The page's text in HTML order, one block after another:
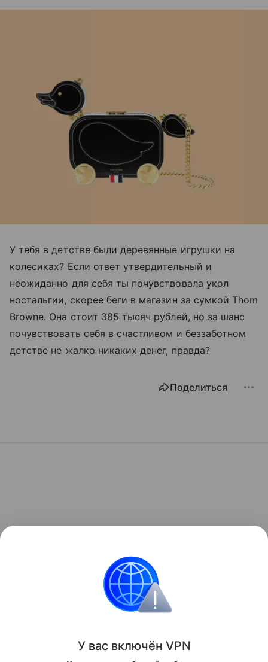
У тебя в детстве были деревянные игрушки на
колесиках? Если ответ утвердительный и
неожиданно для себя ты почувствовала укол
ностальгии, скорее беги в магазин за сумкой Thom
Browne. Она стоит 385 тысяч рублей, но за шанс
почувствовать себя в счастливом и беззаботном
детстве не жалко никаких денег, правда?
Поделиться
У вас включён VPN